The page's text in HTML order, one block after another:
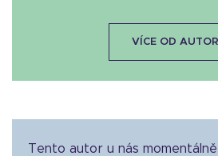
Tento autor u nás
VÍCE OD